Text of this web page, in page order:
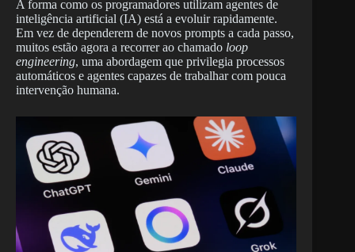
A forma como os programadores utilizam agentes de
inteligência artificial (IA) está a evoluir rapidamente.
Em vez de dependerem de novos prompts a cada passo,
muitos estão agora a recorrer ao chamado loop
engineering, uma abordagem que privilegia processos
automáticos e agentes capazes de trabalhar com pouca
intervenção humana.